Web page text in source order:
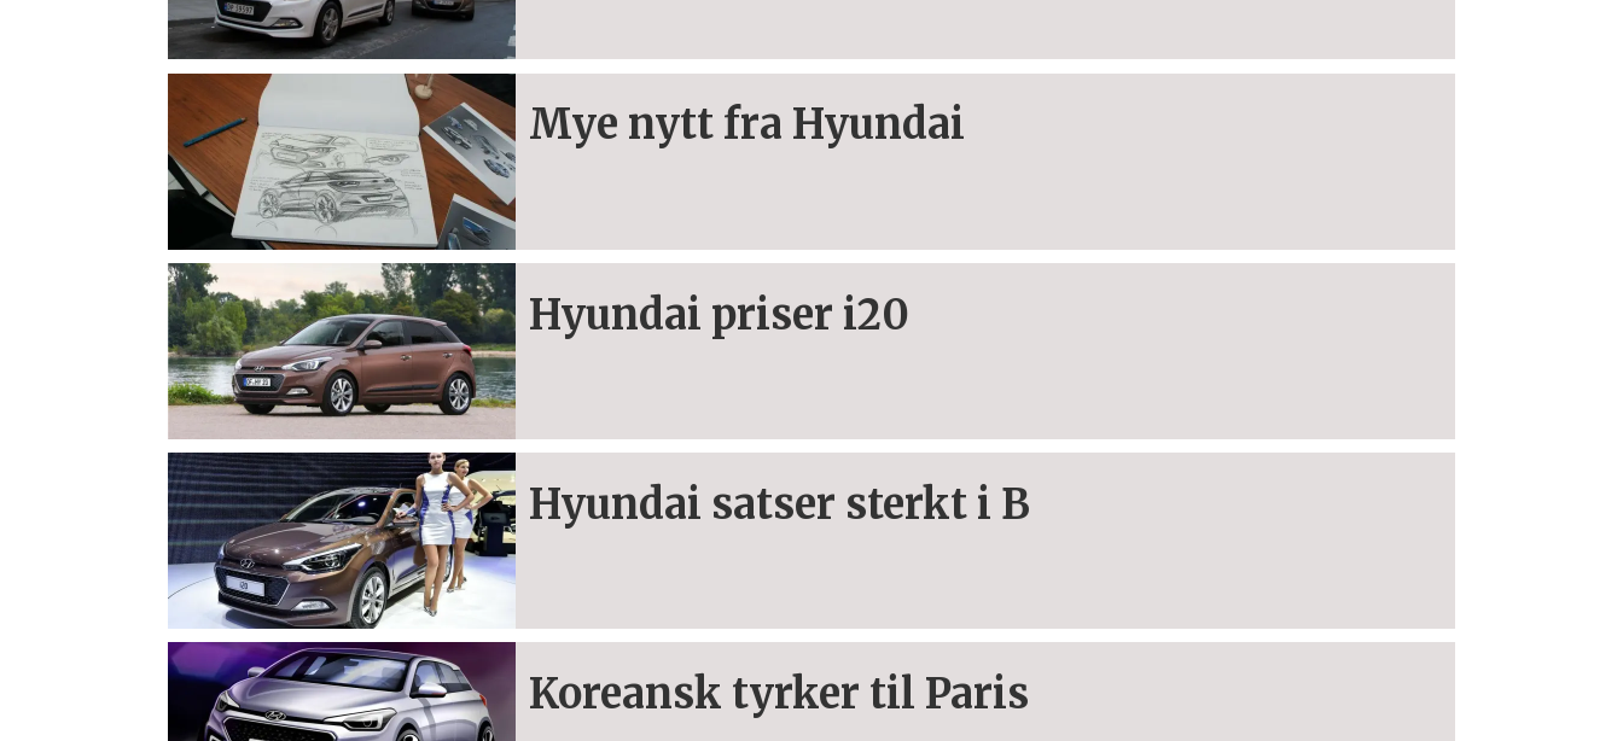
Mye nytt fra Hyundai
Hyundai priser i20
Hyundai satser sterkt i B
Koreansk tyrker til Paris